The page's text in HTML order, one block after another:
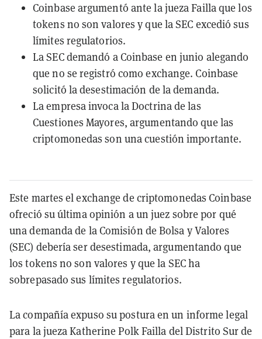
Coinbase argumentó ante la jueza Failla que los
tokens no son valores y que la SEC excedió sus
límites regulatorios.
La SEC demandó a Coinbase en junio alegando
que no se registró como exchange. Coinbase
solicitó la desestimación de la demanda.
La empresa invoca la Doctrina de las
Cuestiones Mayores, argumentando que las
criptomonedas son una cuestión importante.
Este martes el exchange de criptomonedas Coinbase
ofreció su última opinión a un juez sobre por qué
una demanda de la Comisión de Bolsa y Valores
(SEC) debería ser desestimada, argumentando que
los tokens no son valores y que la SEC ha
sobrepasado sus límites regulatorios.
La compañía expuso su postura en un informe legal
para la jueza Katherine Polk Failla del Distrito Sur de